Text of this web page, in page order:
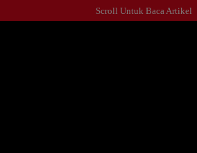
ke
Scroll Untuk Baca Artikel